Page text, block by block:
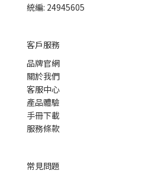
統編: 24945605
客戶服務
品牌官網
關於我們
客服中心
產品體驗
手冊下載
服務條款
常見問題